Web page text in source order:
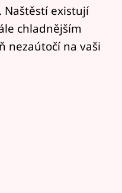
Naštěstí existují
chladnějším
nezaútočí na vaši